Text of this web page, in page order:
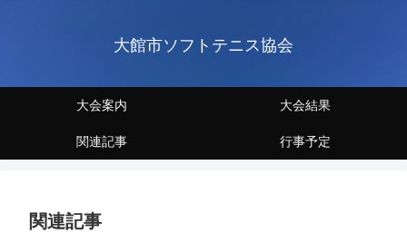
大館市ソフトテニス協会
大会案内 大会結果
関連記事 行事予定
関連記事